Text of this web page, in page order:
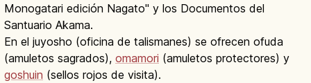
Monogatari edición Nagato" y los Documentos del
Santuario Akama.
En el juyosho (oficina de talismanes) se ofrecen ofuda
(amuletos sagrados), omamori (amuletos protectores) y
goshuin (sellos rojos de visita).